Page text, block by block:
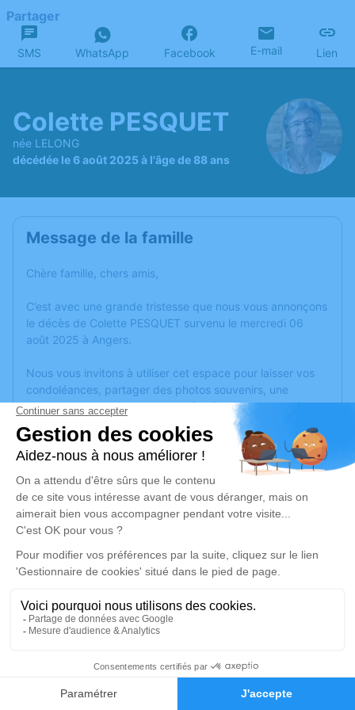
Faire-part Hommages
Partager
SMS WhatsApp Facebook E-mail Lien
Colette PESQUET
née LELONG
décédée le 6 août 2025 à l'âge de 88 ans
Message de la famille
Chère famille, chers amis,
C’est avec une grande tristesse que nous vous annonçons
le décès de Colette PESQUET survenu le mercredi 06
août 2025 à Angers.
Nous vous invitons à utiliser cet espace pour laisser vos
condoléances, partager des photos souvenirs, une
anecdote ou exprimer vos pensées à travers des poèmes
ou des textes. Cet endroit est un lieu d'expression dédié à
honorer la mémoire de Colette PESQUET.
Un service de plantation d’arbre hommage estdisponible
mardi 12 août 2025 à 13h30
Crématorium Corné / de Loire-Authion
Zone Les Rimoux